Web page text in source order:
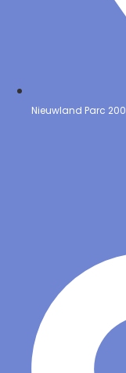
Nieuwland Parc 200